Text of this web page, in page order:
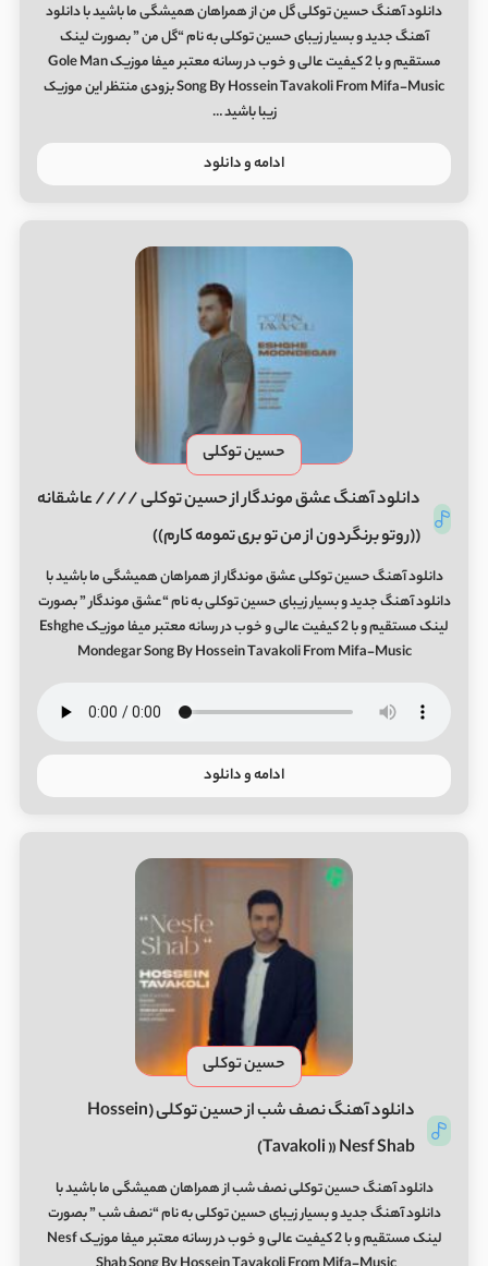
دانلود آهنگ حسین توکلی گل من از همراهان همیشگی ما باشید با دانلود
آهنگ جدید و بسیار زیبای حسین توکلی به نام “گل من ” بصورت لینک
مستقیم و با 2 کیفیت عالی و خوب در رسانه معتبر میفا موزیک Gole Man
Song By Hossein Tavakoli From Mifa-Music بزودی منتظر این موزیک
زیبا باشید …
ادامه و دانلود
حسین توکلی
دانلود آهنگ عشق موندگار از حسین توکلی //// عاشقانه
((روتو برنگردون از من تو بری تمومه کارم))
دانلود آهنگ حسین توکلی عشق موندگار از همراهان همیشگی ما باشید با
دانلود آهنگ جدید و بسیار زیبای حسین توکلی به نام “عشق موندگار ” بصورت
لینک مستقیم و با 2 کیفیت عالی و خوب در رسانه معتبر میفا موزیک Eshghe
Mondegar Song By Hossein Tavakoli From Mifa-Music
ادامه و دانلود
حسین توکلی
دانلود آهنگ نصف شب از حسین توکلی (Hossein
Tavakoli » Nesf Shab)
دانلود آهنگ حسین توکلی نصف شب از همراهان همیشگی ما باشید با
دانلود آهنگ جدید و بسیار زیبای حسین توکلی به نام “نصف شب ” بصورت
لینک مستقیم و با 2 کیفیت عالی و خوب در رسانه معتبر میفا موزیک Nesf